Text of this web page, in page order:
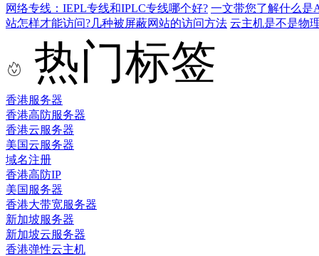
网络专线：IEPL专线和IPLC专线哪个好? 一文带您了解什么是
站怎样才能访问?几种被屏蔽网站的访问方法 云主机是不是物
热门标签
香港服务器
香港高防服务器
香港云服务器
美国云服务器
域名注册
香港高防IP
美国服务器
香港大带宽服务器
新加坡服务器
新加坡云服务器
香港弹性云主机